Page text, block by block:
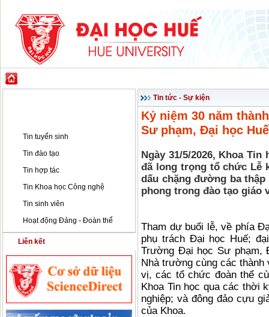
Tin tuyển sinh
Tin đào tạo
Tin hợp tác
Tin Khoa học Công nghệ
Tin sinh viên
Hoạt động Đảng - Đoàn thể
Liên kết
Tin tức - Sự kiện
Kỷ niệm 30 năm
Sư phạm, Đại học
Ngày 31/5/2026, Khoa
đã long trọng tổ chức Lễ
dấu chặng đường ba
phong trong đào tạo giáo
Tham dự buổi lễ, về phía
phụ trách Đại học Huế;
Trường Đại học Sư phạm,
Nhà trường cùng các thành
vị, các tổ chức đoàn thể
Khoa Tin học qua các thời
nghiệp; và đông đảo cựu
của Khoa.